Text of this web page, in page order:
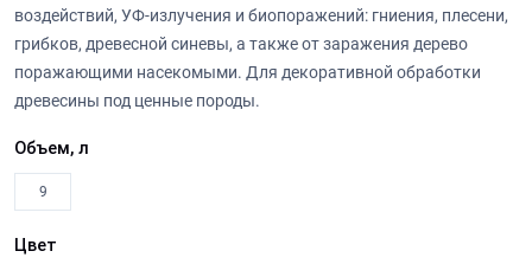
воздействий, УФ-излучения и биопоражений: гниения, плесени,
грибков, древесной синевы, а также от заражения дерево
поражающими насекомыми. Для декоративной обработки
древесины под ценные породы.
Объем, л
9
Цвет